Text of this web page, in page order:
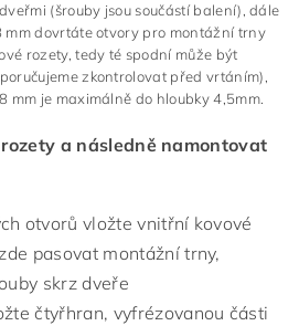
(šrouby jsou součástí balení), dále
mm dovrtáte otvory pro montážní trny
rozety, tedy té spodní může být
zkontrolovat před vrtáním),
mm je maximálně do hloubky 4,5mm.
a následně namontovat
otvorů vložte vnitřní kovové
pasovat montážní trny,
skrz dveře
čtyřhran, vyfrézovanou části